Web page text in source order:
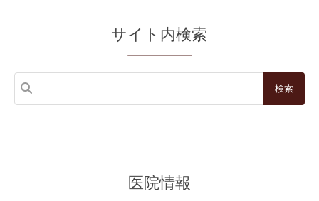
サイト内検索
医院情報